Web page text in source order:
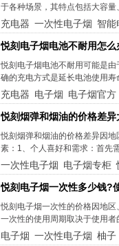
于各种场景，其特点包括大容
充电器 一次性电子烟 智能
悦刻电子烟电池不耐用怎
悦刻电子烟电池不耐用可能是
确的充电方式是延长电池使用
充电器 电子烟 电子烟官方
悦刻烟弹和烟油的价格差
悦刻烟弹和烟油的价格差异因
素：1、个人喜好和需求：首先
一次性电子烟 电子烟专柜
悦刻电子烟一次性多少钱?
悦刻电子烟一次性的价格因地
一次性的使用周期取决于使用
电子烟 一次性电子烟 柚子